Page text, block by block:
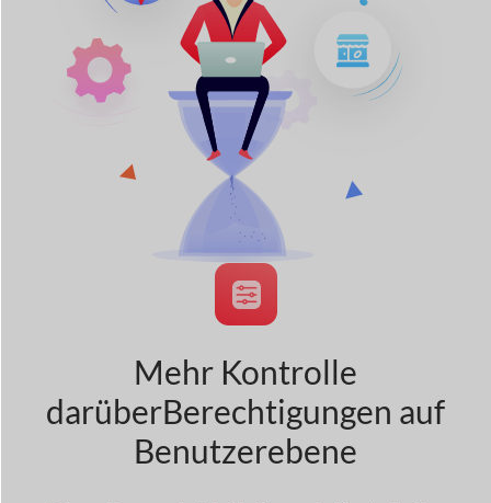
Mehr Kontrolle
darüberBerechtigungen auf
Benutzerebene